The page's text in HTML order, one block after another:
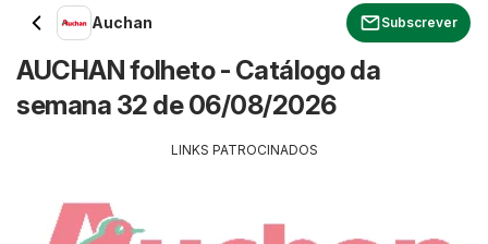
Auchan Subscrever
AUCHAN folheto - Catálogo da
semana 32 de 06/08/2026
LINKS PATROCINADOS